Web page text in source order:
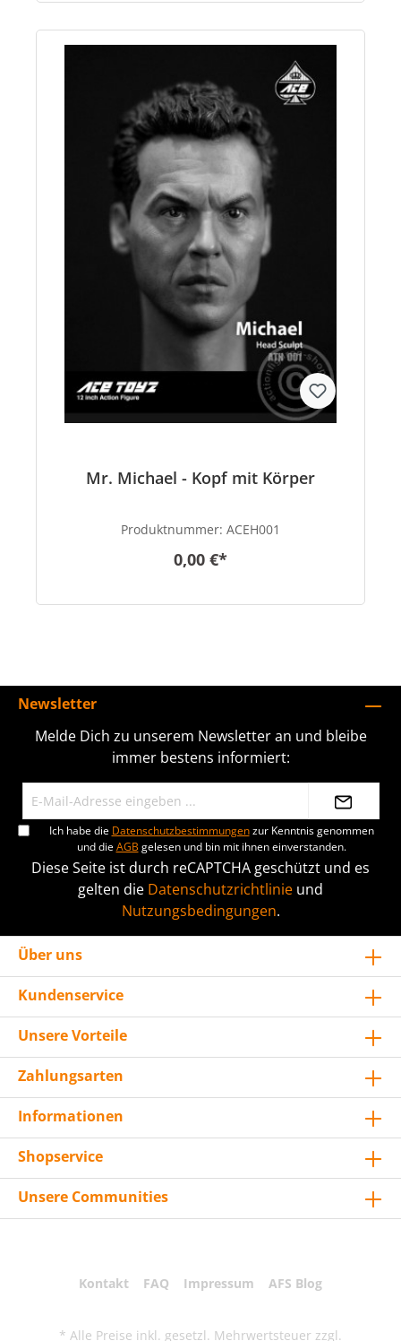
Mr. Michael - Kopf mit Körper
Produktnummer: ACEH001
0,00 €*
Newsletter
Melde Dich zu unserem Newsletter an und bleibe
immer bestens informiert:
Ich habe die Datenschutzbestimmungenzur Kenntnis genommen
und dieAGB gelesen und bin mit ihnen einverstanden.
Diese Seite ist durch reCAPTCHA geschützt und es
gelten die Datenschutzrichtlinie und
Nutzungsbedingungen.
Über uns
Kundenservice
Unsere Vorteile
Zahlungsarten
Informationen
Shopservice
Unsere Communities
Kontakt FAQ Impressum AFS Blog
* Alle Preise inkl. gesetzl. Mehrwertsteuer zzgl.